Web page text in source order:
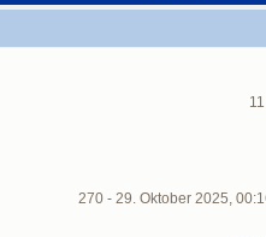
270 - 29. Oktober 2025,